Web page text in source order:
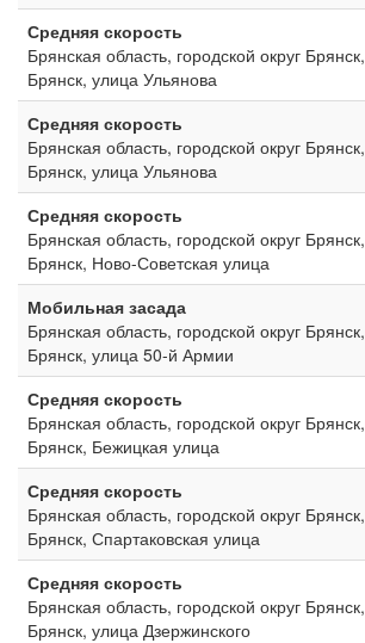
Средняя скорость
Брянская область, городской округ Брянск,
Брянск, улица Ульянова
Средняя скорость
Брянская область, городской округ Брянск,
Брянск, улица Ульянова
Средняя скорость
Брянская область, городской округ Брянск,
Брянск, Ново-Советская улица
Мобильная засада
Брянская область, городской округ Брянск,
Брянск, улица 50-й Армии
Средняя скорость
Брянская область, городской округ Брянск,
Брянск, Бежицкая улица
Средняя скорость
Брянская область, городской округ Брянск,
Брянск, Спартаковская улица
Средняя скорость
Брянская область, городской округ Брянск,
Брянск, улица Дзержинского